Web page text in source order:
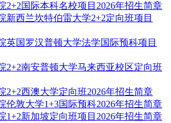
2+2国际本科名校项目2026年招生简章
新西兰坎特伯雷大学2+2定向班项目
英国罗汉普顿大学法学国际预科项目
2+2南安普顿大学马来西亚校区定向班
2+2西澳大学定向班2026年招生简章
伦敦大学1+3国际预科2026年招生简章
1+2新加坡定向班项目2026年招生简章